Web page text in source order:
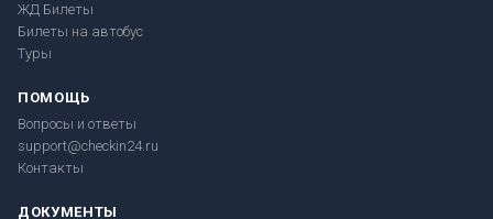
ЖД Билеты
Билеты на автобус
Туры
ПОМОЩЬ
Вопросы и ответы
support@checkin24.ru
Контакты
ДОКУМЕНТЫ